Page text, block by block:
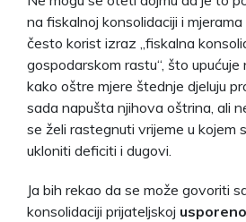
na fiskalnoj konsolidaciji i
često korist izraz „fiskalna
gospodarskom rastu“, što
kako oštre mjere štednje djeluju
sada napušta njihova oštrina, ali
se želi rastegnuti vrijeme u kojem
ukloniti deficiti i dugovi.
Ja bih rekao da se može govoriti
konsolidaciji prijateljskoj